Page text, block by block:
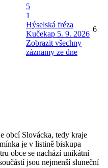
5
1
Hýselská fréza
Kučekap 5. 9. 2026
Zobrazit všechny
záznamy ze dne
6
obcí Slovácka, tedy kraje
je v listině biskupa
obce se nachází unikátní
jsou nejmenší sluneční